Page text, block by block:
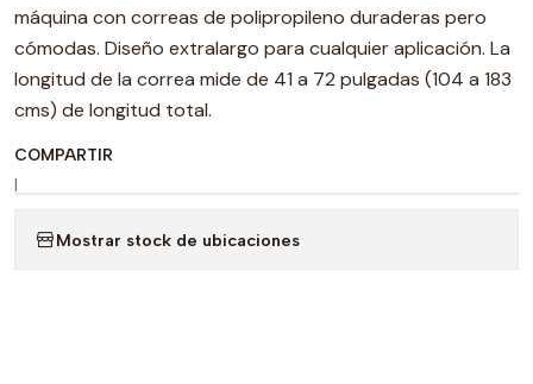
máquina con correas de polipropileno duraderas pero
cómodas. Diseño extralargo para cualquier aplicación. La
longitud de la correa mide de 41 a 72 pulgadas (104 a 183
cms) de longitud total.
COMPARTIR
|
Mostrar stock de ubicaciones